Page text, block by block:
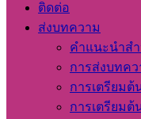
ติดต่อ
ส่งบทความ
คำแนะนำส
การส่งบทคว
การเตรียม
การเตรียม